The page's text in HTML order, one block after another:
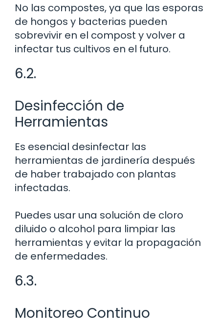
No las compostes, ya que las esporas
de hongos y bacterias pueden
sobrevivir en el compost y volver a
infectar tus cultivos en el futuro.
6.2.
Desinfección de
Herramientas
Es esencial desinfectar las
herramientas de jardinería después
de haber trabajado con plantas
infectadas.
Puedes usar una solución de cloro
diluido o alcohol para limpiar las
herramientas y evitar la propagación
de enfermedades.
6.3.
Monitoreo Continuo